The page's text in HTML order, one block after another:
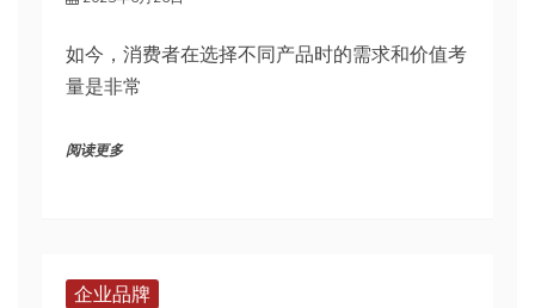
如今，消费者在选择不同产品时的需求和价值考
量是非常
阅读更多
企业品牌